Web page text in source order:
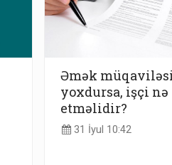
Əmək
yoxdursa, işçi nə
etməlidir?
31 İyul 10:42